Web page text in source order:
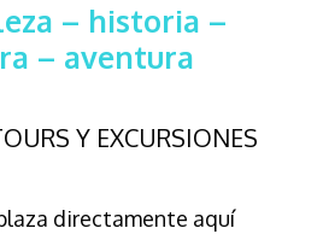
– historia –
– aventura
Y EXCURSIONES
directamente aquí